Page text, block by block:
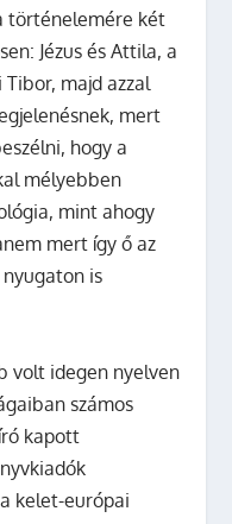
történelemére két
Jézus és Attila, a
Tibor, majd azzal
mert
hogy a
mélyebben
mint ahogy
mert így ő az
is
volt idegen nyelven
számos
kapott
kelet-európai